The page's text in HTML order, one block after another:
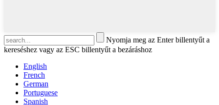
Nyomja meg az Enter billentyűt a
kereséshez vagy az ESC billentyűt a bezáráshoz
English
French
German
Portuguese
Spanish